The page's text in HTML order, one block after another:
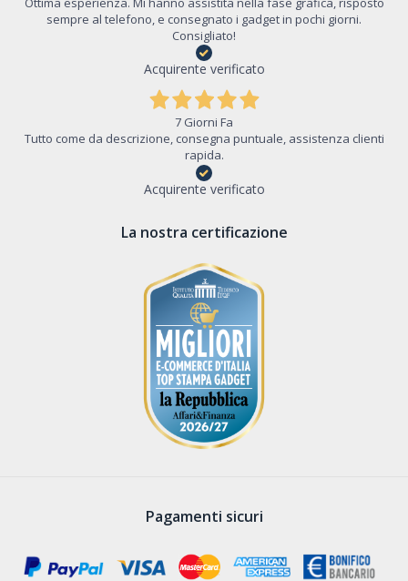
sempre al telefono, e consegnato i gadget in pochi giorni.
Consigliato!
Acquirente verificato
7 Giorni Fa
Tutto come da descrizione, consegna puntuale, assistenza clienti
rapida.
Acquirente verificato
La nostra certificazione
Pagamenti sicuri